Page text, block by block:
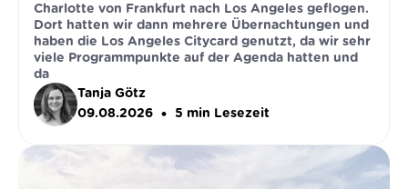
Charlotte von Frankfurt nach Los Angeles geflogen.
Dort hatten wir dann mehrere Übernachtungen und
haben die Los Angeles Citycard genutzt, da wir sehr
viele Programmpunkte auf der Agenda hatten und
da
Tanja Götz
09.08.2026
• 5 min Lesezeit